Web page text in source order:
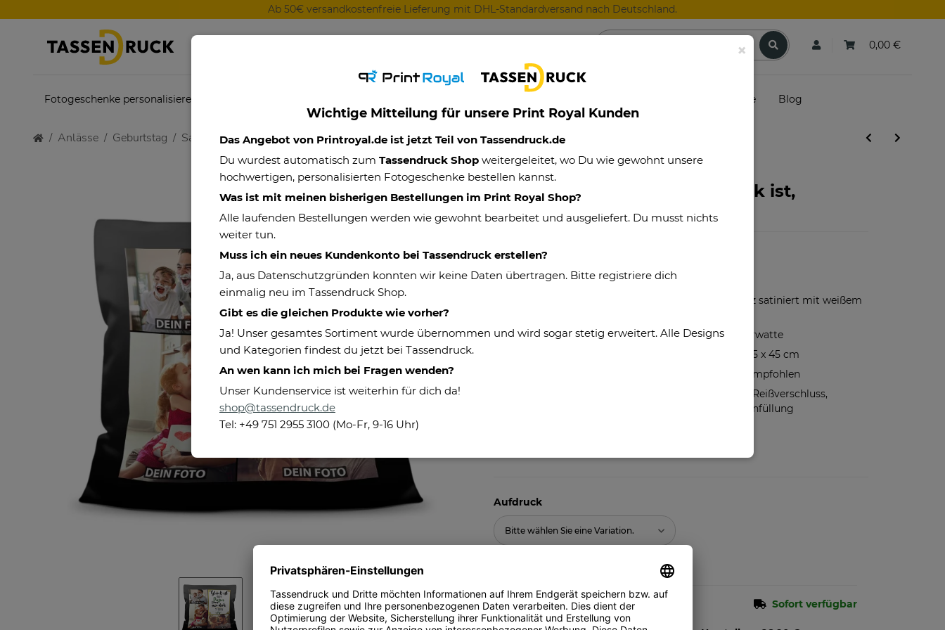
Ab 50€ versandkostenfreie Lieferung mit DHL-Standardversand nach Deutschland.
0,00 €
Fotogeschenke personalisieren Gutscheine Blog
Anlässe Geburtstag Satinkissen für Männer - Glück ist, jemanden wie dich zu haben
Satinkissen für Männer - Glück ist,
jemanden wie dich zu haben
Eigenschaften
Artikelnummer:
Kissen schwarz satiniert mit weißem
Material (Füllung):
100% Polyesterwatte
Kissenbezug 45 x 45 cm
Handwäsche empfohlen
Hochwertiger Reißverschluss,
inklusive Kissenfüllung
Aufdruck
Bitte wählen Sie eine Variation.
19,95 € Sofort verfügbar
inkl. 19% MwSt. , zzgl.Versand
×
Wichtige Mitteilung für unsere Print Royal Kunden
Das Angebot von Printroyal.de ist jetzt Teil von Tassendruck.de
Du wurdest automatisch zum Tassendruck Shop weitergeleitet, wo Du wie gewohnt unsere
hochwertigen, personalisierten Fotogeschenke bestellen kannst.
Was ist mit meinen bisherigen Bestellungen im Print Royal Shop?
Alle laufenden Bestellungen werden wie gewohnt bearbeitet und ausgeliefert. Du musst nichts
weiter tun.
Muss ich ein neues Kundenkonto bei Tassendruck erstellen?
Ja, aus Datenschutzgründen konnten wir keine Daten übertragen. Bitte registriere dich
einmalig neu im Tassendruck Shop.
Gibt es die gleichen Produkte wie vorher?
Ja! Unser gesamtes Sortiment wurde übernommen und wird sogar stetig erweitert. Alle Designs
und Kategorien findest du jetzt bei Tassendruck.
An wen kann ich mich bei Fragen wenden?
Unser Kundenservice ist weiterhin für dich da!
shop@tassendruck.de
Tel: +49 751 2955 3100 (Mo-Fr, 9-16 Uhr)